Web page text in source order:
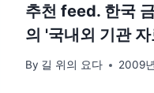
추천 feed. 한국
의 '국내외 기관
By 길 위의 요다 2009